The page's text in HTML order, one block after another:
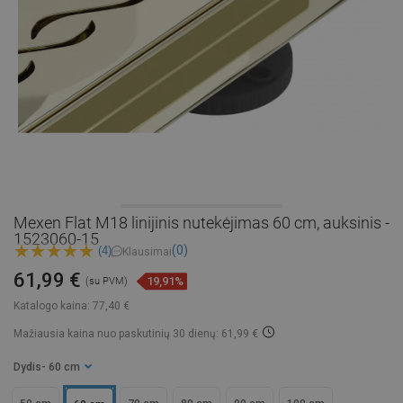
Mexen Flat M18 linijinis nutekėjimas 60 cm, auksinis -
1523060-15
(4) Klausimai(0)
Katalogo kaina: 77,40 €
61,99 € (su PVM) 19,91%
Mažiausia kaina nuo paskutinių 30 dienų: 61,99 €
Dydis - 60 cm